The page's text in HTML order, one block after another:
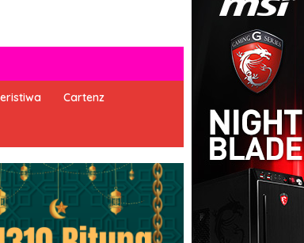
Cartenz